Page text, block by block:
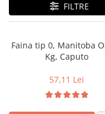
FILTRE
Faina tip 0, Manitoba Oro, 5
Kg, Caputo
57,11 Lei